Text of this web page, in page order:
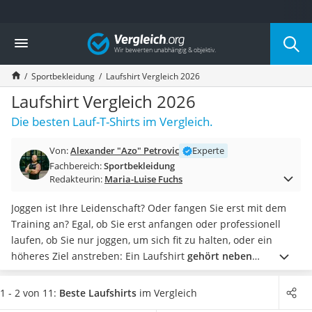
Die beliebtesten Vergleiche nach Kategorie
Freizeit & Sport
Gartentrampolin
Trampolin
Metalldetektor
Eufab-Fahrradträger
Trampolin 366 cm
Aluminium-Koffer
Futterboot
E-Bike-Dreirad
Trekkingschuhe Herren
Reisetasche mit Rollen
Klimmzugstation
Koffer
Nachtsichtgerät
Vergleich
Sportbekleidung Laufshirt Vergleich 2026
Laufshirt Vergleich 2026
Die besten Lauf-T-Shirts im Vergleich.
Von:Alexander "Azo" Petrovic
Experte
Fachbereich:Sportbekleidung
Redakteurin: Maria-Luise Fuchs
Joggen ist Ihre Leidenschaft? Oder fangen Sie erst mit dem
Training an? Egal, ob Sie erst anfangen oder professionell
laufen, ob Sie nur joggen, um sich fit zu halten, oder ein
höheres Ziel anstreben: Ein Laufshirt gehört neben
Laufschuhenzu den wichtigsten Utensilieneines Läufers.
Eng anliegende Laufshirtssind laut Tests im Internet bei
1 - 2 von 11: Beste Laufshirts im Vergleich